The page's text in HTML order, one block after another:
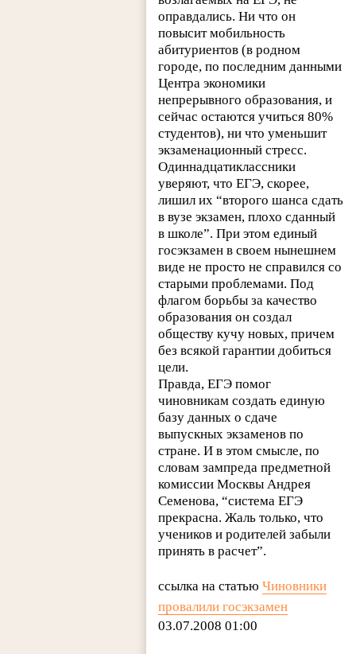
оправдались. Ни что он
повысит мобильность
абитуриентов (в родном
городе, по последним данными
Центра экономики
непрерывного образования, и
сейчас остаются учиться 80%
студентов), ни что уменьшит
экзаменационный стресс.
Одиннадцатиклассники
уверяют, что ЕГЭ, скорее,
лишил их “второго шанса сдать
в вузе экзамен, плохо сданный
в школе”. При этом единый
госэкзамен в своем нынешнем
виде не просто не справился со
старыми проблемами. Под
флагом борьбы за качество
образования он создал
обществу кучу новых, причем
без всякой гарантии добиться
цели.
Правда, ЕГЭ помог
чиновникам создать единую
базу данных о сдаче
выпускных экзаменов по
стране. И в этом смысле, по
словам зампреда предметной
комиссии Москвы Андрея
Семенова, “система ЕГЭ
прекрасна. Жаль только, что
учеников и родителей забыли
принять в расчет”.
ссылка на статьюЧиновники
провалили госэкзамен
03.07.2008 01:00